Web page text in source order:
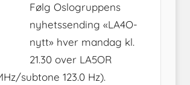
Følg Oslogruppens
nyhetssending «LA4O-
nytt» hver mandag kl.
21.30 over LA5OR
subtone 123.0 Hz).